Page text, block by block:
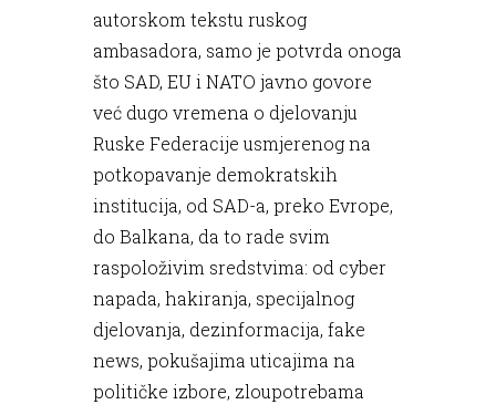
autorskom tekstu ruskog
ambasadora, samo je potvrda onoga
što SAD, EU i NATO javno govore
već dugo vremena o djelovanju
Ruske Federacije usmjerenog na
potkopavanje demokratskih
institucija, od SAD-a, preko Evrope,
do Balkana, da to rade svim
raspoloživim sredstvima: od cyber
napada, hakiranja, specijalnog
djelovanja, dezinformacija, fake
news, pokušajima uticajima na
političke izbore, zloupotrebama